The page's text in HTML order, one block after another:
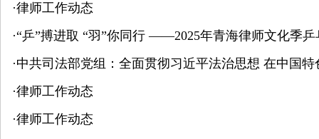
·律师工作动态
·“乒”搏进取 “羽”你同行 ——2025年青海律师文化季
·中共司法部党组：全面贯彻习近平法治思想 在中国
·律师工作动态
·律师工作动态